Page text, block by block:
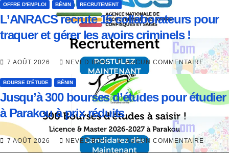
OFFRE D'EMPLOI BÉNIN RECRUTEMENT
L’ANRACS recrute 15 collaborateurs pour
traquer et gérer les avoirs criminels !
7 AOÛT 2026 NEVED BONI AUCUN COMMENTAIRE
BOURSE D'ÉTUDE BÉNIN
Jusqu’à 300 bourses d’études pour étudier
à Parakou à prix réduits
7 AOÛT 2026 NEVED BONI AUCUN COMMENTAIRE